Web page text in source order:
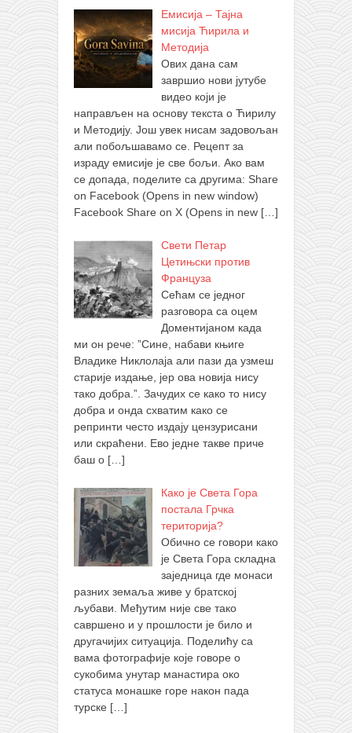
Емисија – Тајна
мисија Ћирила и
Методија
Ових дана сам
завршио нови јутубе
видео који је
направљен на основу текста о Ћирилу
и Методију. Још увек нисам задовољан
али побољшавамо се. Рецепт за
израду емисије је све бољи. Ако вам
се допада, поделите са другима: Share
on Facebook (Opens in new window)
Facebook Share on X (Opens in new […]
Свети Петар
Цетињски против
Француза
Сећам се једног
разговора са оцем
Доментијаном када
ми он рече: ”Сине, набави књиге
Владике Никлолаја али пази да узмеш
старије издање, јер ова новија нису
тако добра.”. Зачудих се како то нису
добра и онда схватим како се
репринти често издају цензурисани
или скраћени. Ево једне такве приче
баш о […]
Како је Света Гора
постала Грчка
територија?
Обично се говори како
је Света Гора складна
заједница где монаси
разних земаља живе у братској
љубави. Међутим није све тако
савршено и у прошлости је било и
другачијих ситуација. Поделићу са
вама фотографије које говоре о
сукобима унутар манастира око
статуса монашке горе након пада
турске […]